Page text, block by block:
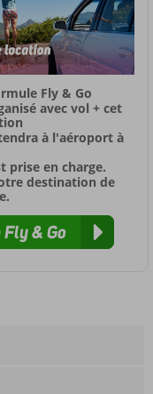
Fly & Go
avec vol + cet
à l'aéroport à
prise en charge.
destination de
& Go